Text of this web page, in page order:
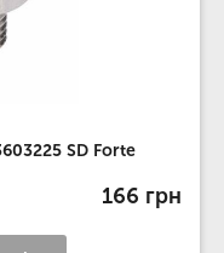
SD Forte
166 грн